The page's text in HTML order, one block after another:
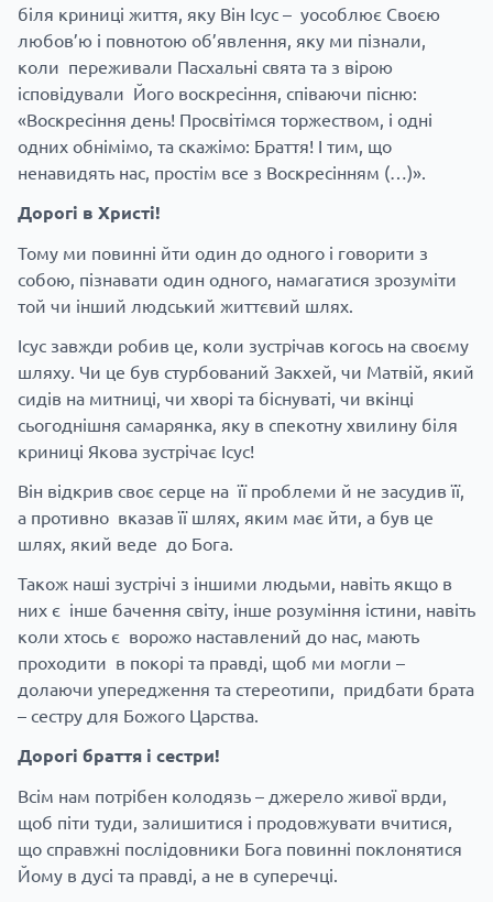
біля криниці життя, яку Він Ісус – уособлює Своєю
любов’ю і повнотою об’явлення, яку ми пізнали,
коли переживали Пасхальні свята та з вірою
ісповідували Його воскресіння, співаючи пісню:
«Воскресіння день! Просвітімся торжеством, і одні
одних обнімімо, та скажімо: Браття! І тим, що
ненавидять нас, простім все з Воскресінням (…)».
Дорогі в Христі!
Тому ми повинні йти один до одного і говорити з
собою, пізнавати один одного, намагатися зрозуміти
той чи інший людський життєвий шлях.
Ісус завжди робив це, коли зустрічав когось на своєму
шляху. Чи це був стурбований Закхей, чи Матвій, який
сидів на митниці, чи хворі та біснуваті, чи вкінці
сьогоднішня самарянка, яку в спекотну хвилину біля
криниці Якова зустрічає Ісус!
Він відкрив своє серце на її проблеми й не засудив її,
а противно вказав її шлях, яким має йти, а був це
шлях, який веде до Бога.
Також наші зустрічі з іншими людьми, навіть якщо в
них є інше бачення світу, інше розуміння істини, навіть
коли хтось є ворожо наставлений до нас, мають
проходити в покорі та правді, щоб ми могли –
долаючи упередження та стереотипи, придбати брата
– сестру для Божого Царства.
Дорогі браття і сестри!
Всім нам потрібен колодязь – джерело живої врди,
щоб піти туди, залишитися і продовжувати вчитися,
що справжні послідовники Бога повинні поклонятися
Йому в дусі та правді, а не в суперечці.